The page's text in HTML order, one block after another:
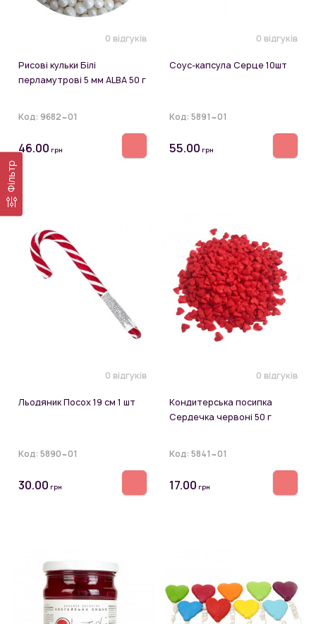
Фільтр
0 відгуків
Рисові кульки Білі
перламутрові 5 мм ALBA 50 г
Код: 9682~01
46.00 грн
0 відгуків
Соус-капсула Серце 10шт
Код: 5891~01
55.00 грн
0 відгуків
Льодяник Посох 19 см 1 шт
Код: 5890~01
30.00 грн
0 відгуків
Кондитерська посипка
Сердечка червоні 50 г
Код: 5841~01
17.00 грн